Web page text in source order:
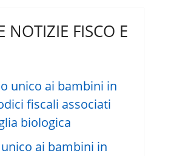
NOTIZIE FISCO E
ai bambini in